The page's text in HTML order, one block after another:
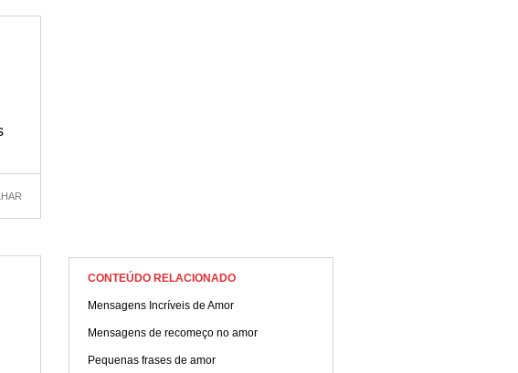
CONTEÚDO RELACIONADO
Mensagens Incríveis de Amor
Mensagens de recomeço no amor
Pequenas frases de amor